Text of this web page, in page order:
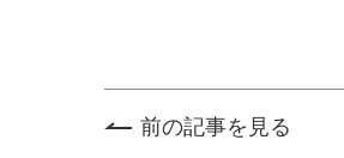
前の記事を見る